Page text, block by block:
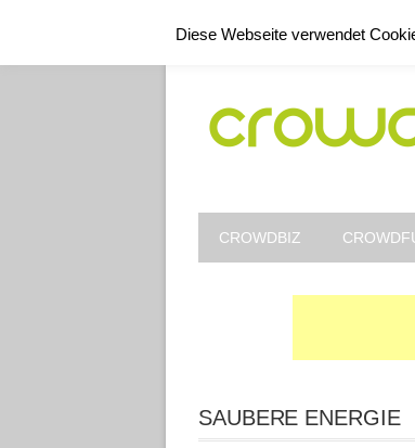
CROWDBIZ
SAUBERE ENERGIE
Diese Webseite verwendet